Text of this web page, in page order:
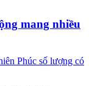
mang nhiều